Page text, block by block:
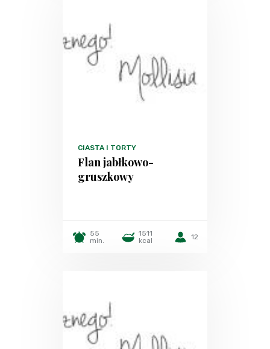
CIASTA I TORTY
Flan jabłkowo-
gruszkowy
55
min.
1511
kcal
12